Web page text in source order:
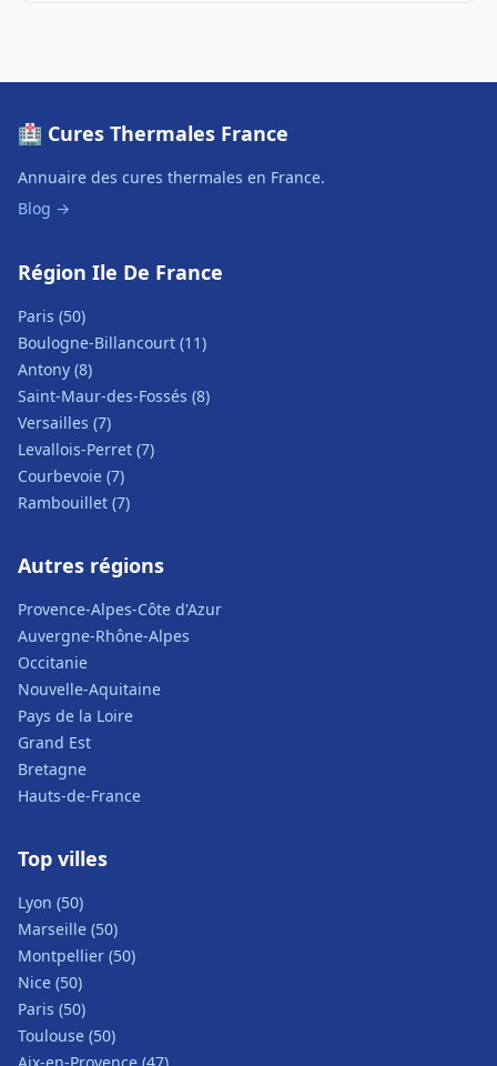
🏥 Cures Thermales France
Annuaire des cures thermales en France.
Blog →
Région Ile De France
Paris (50)
Boulogne-Billancourt (11)
Antony (8)
Saint-Maur-des-Fossés (8)
Versailles (7)
Levallois-Perret (7)
Courbevoie (7)
Rambouillet (7)
Autres régions
Provence-Alpes-Côte d'Azur
Auvergne-Rhône-Alpes
Occitanie
Nouvelle-Aquitaine
Pays de la Loire
Grand Est
Bretagne
Hauts-de-France
Top villes
Lyon (50)
Marseille (50)
Montpellier (50)
Nice (50)
Paris (50)
Toulouse (50)